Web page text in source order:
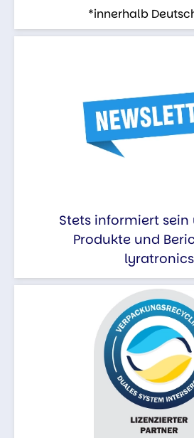
*innerhalb
Stets informiert sein
Produkte und
lyratronics